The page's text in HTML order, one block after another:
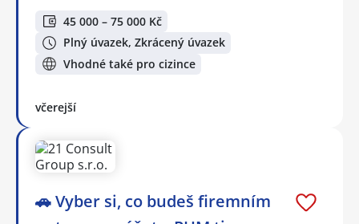
45 000 – 75 000 Kč
Plný úvazek, Zkrácený úvazek
Vhodné také pro cizince
včerejší
🚗 Vyber si, co budeš firemním